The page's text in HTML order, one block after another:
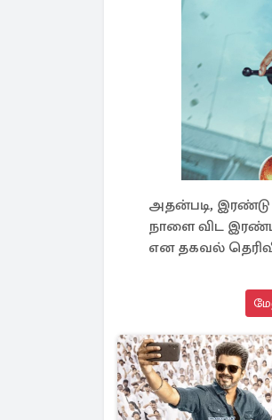
அதன்படி, இரண்டு
நாளை விட
என தகவல்